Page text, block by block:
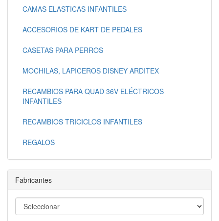
CAMAS ELASTICAS INFANTILES
ACCESORIOS DE KART DE PEDALES
CASETAS PARA PERROS
MOCHILAS, LAPICEROS DISNEY ARDITEX
RECAMBIOS PARA QUAD 36V ELÉCTRICOS
INFANTILES
RECAMBIOS TRICICLOS INFANTILES
REGALOS
Fabricantes